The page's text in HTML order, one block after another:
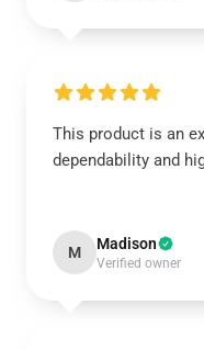
This product is an
dependability and
M Madison
Verified owner